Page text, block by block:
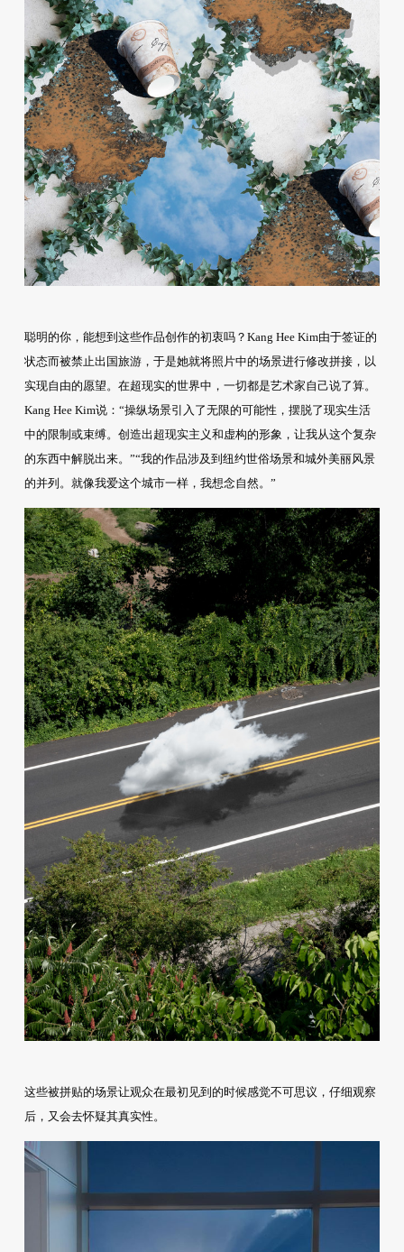
聪明的你，能想到这些作品创作的初衷吗？Kang Hee Kim由于签证的
状态而被禁止出国旅游，于是她就将照片中的场景进行修改拼接，以
实现自由的愿望。在超现实的世界中，一切都是艺术家自己说了算。
Kang Hee Kim说：“操纵场景引入了无限的可能性，摆脱了现实生活
中的限制或束缚。创造出超现实主义和虚构的形象，让我从这个复杂
的东西中解脱出来。”“我的作品涉及到纽约世俗场景和城外美丽风景
的并列。就像我爱这个城市一样，我想念自然。”
这些被拼贴的场景让观众在最初见到的时候感觉不可思议，仔细观察
后，又会去怀疑其真实性。